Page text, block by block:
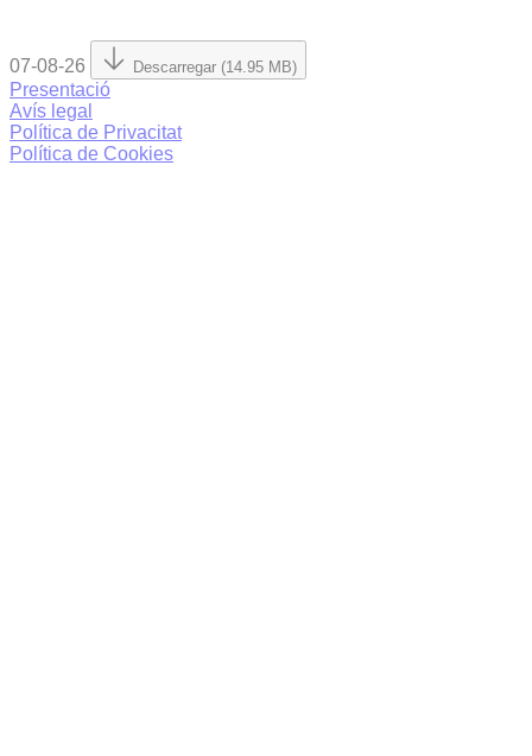
07-08-26 Descarregar (14.95 MB)
Presentació
Avís legal
Política de Privacitat
Política de Cookies